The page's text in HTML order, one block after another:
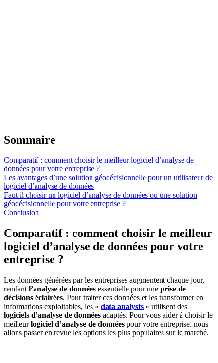
Sommaire
Comparatif : comment choisir le meilleur logiciel d’analyse de
données pour votre entreprise ?
Les avantages d’une solution géodécisionnelle pour un utilisateur de
logiciel d’analyse de données
Faut-il choisir un logiciel d’analyse de données ou une solution
géodécisionnelle pour votre entreprise ?
Conclusion
Comparatif : comment choisir le meilleur
logiciel d’analyse de données pour votre
entreprise ?
Les données générées par les entreprises augmentent chaque jour,
rendant l’analyse de données essentielle pour une prise de
décisions éclairées. Pour traiter ces données et les transformer en
informations exploitables, les « data analysts » utilisent des
logiciels d’analyse de données adaptés. Pour vous aider à choisir le
meilleurlogiciel d’analyse de données pour votre entreprise, nous
allons passer en revue les options les plus populaires sur le marché.